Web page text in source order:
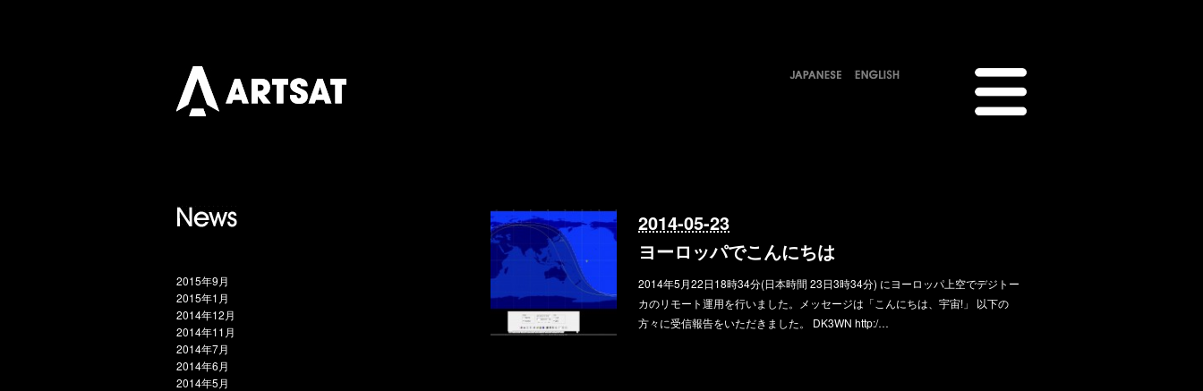
2015年9月
2015年1月
2014年12月
2014年11月
2014年7月
2014年6月
2014年5月
2014-05-23
ヨーロッパでこんにちは
2014年5月22日18時34分(日本時間 23日3時34分) にヨーロッパ上空でデジトー
カのリモート運用を行いました。メッセージは「こんにちは、宇宙!」 以下の
方々に受信報告をいただきました。 DK3WN http:/…